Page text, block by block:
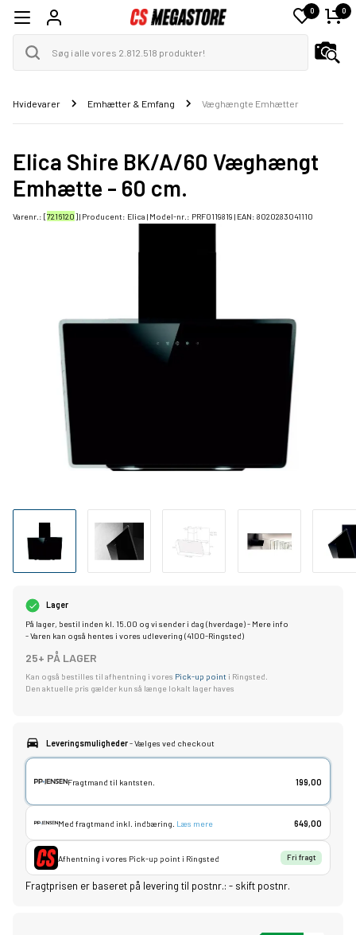
0 0
Hvidevarer Emhætter & Emfang Væghængte Emhætter
Elica Shire BK/A/60 Væghængt
Emhætte - 60 cm.
Varenr.: [7216120] | Producent: Elica | Model-nr.: PRF0119819 | EAN: 8020283041110
Lager
På lager, bestil inden kl. 15.00 og vi sender i dag (hverdage) - Mere info
- Varen kan også hentes i vores udlevering (4100-Ringsted)
25+ PÅ LAGER
Kan også bestilles til afhentning i vores Pick-up point i Ringsted.
Den aktuelle pris gælder kun så længe lokalt lager haves
Leveringsmuligheder- Vælges ved checkout
Fragtmand til kantsten. 199,00
Med fragtmand inkl. indbæring. Læs mere 649,00
Afhentning i vores Pick-up point i Ringsted Fri fragt
Fragtprisen er baseret på levering til postnr.: - skift postnr.